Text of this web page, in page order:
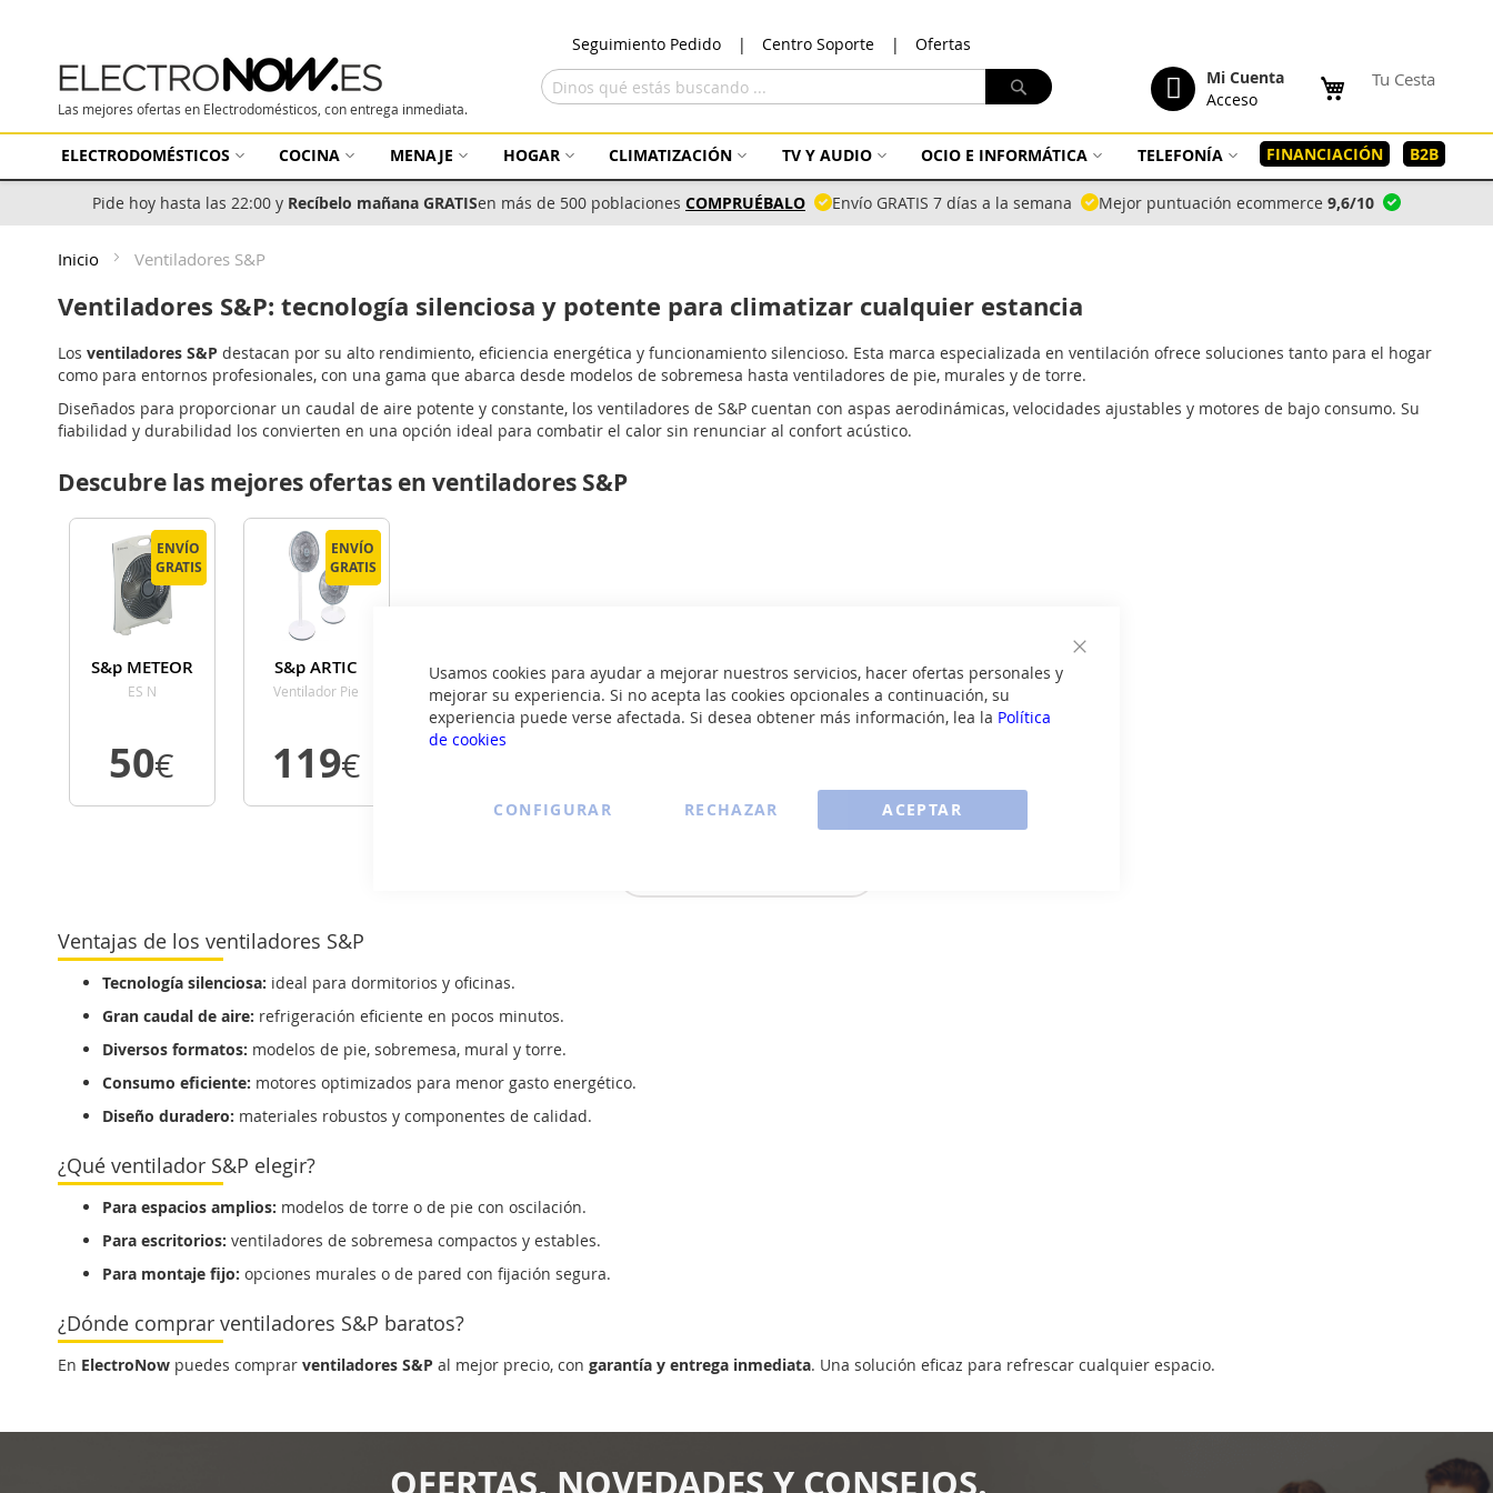
Usamos cookies para ayudar a mejorar nuestros servicios, hacer ofertas personales y
mejorar su experiencia. Si no acepta las cookies opcionales a continuación, su
experiencia puede verse afectada. Si desea obtener más información, lea la Política
de cookies
ACEPTAR
CONFIGURAR RECHAZAR
Seguimiento Pedido Centro Soporte Ofertas
contenido
Las mejores ofertas en Electrodomésticos, con entrega inmediata.
Tu Cesta
Mi Cuenta
Acceso
Buscar
ELECTRODOMÉSTICOS COCINA MENAJE HOGAR CLIMATIZACIÓN TV Y AUDIO OCIO E INFORMÁTICA TELEFONÍA FINANCIACIÓN B2B
Pide hoy hasta las 22:00 y Recíbelo mañana GRATISen más de 500 poblaciones COMPRUÉBALO Envío GRATIS 7 días a la semana Mejor puntuación ecommerce 9,6/10
Inicio Ventiladores S&P
Ventiladores S&P: tecnología silenciosa y potente para climatizar cualquier estancia
Los ventiladores S&P destacan por su alto rendimiento, eficiencia energética y funcionamiento silencioso. Esta marca especializada en ventilación ofrece soluciones tanto para el hogar
como para entornos profesionales, con una gama que abarca desde modelos de sobremesa hasta ventiladores de pie, murales y de torre.
Diseñados para proporcionar un caudal de aire potente y constante, los ventiladores de S&P cuentan con aspas aerodinámicas, velocidades ajustables y motores de bajo consumo. Su
fiabilidad y durabilidad los convierten en una opción ideal para combatir el calor sin renunciar al confort acústico.
Descubre las mejores ofertas en ventiladores S&P
ENVÍO
GRATIS
ENVÍO
GRATIS
S&p METEOR
ES N
50€
ENVÍO
GRATIS
ENVÍO
GRATIS
S&p ARTIC
WIND300DC
Ventilador Pie
119€
Ventajas de los ventiladores S&P
Tecnología silenciosa: ideal para dormitorios y oficinas.
Gran caudal de aire: refrigeración eficiente en pocos minutos.
Diversos formatos: modelos de pie, sobremesa, mural y torre.
Consumo eficiente: motores optimizados para menor gasto energético.
Diseño duradero: materiales robustos y componentes de calidad.
¿Qué ventilador S&P elegir?
Para espacios amplios: modelos de torre o de pie con oscilación.
Para escritorios: ventiladores de sobremesa compactos y estables.
Para montaje fijo: opciones murales o de pared con fijación segura.
¿Dónde comprar ventiladores S&P baratos?
En ElectroNow puedes comprar ventiladores S&P al mejor precio, con garantía y entrega inmediata. Una solución eficaz para refrescar cualquier espacio.